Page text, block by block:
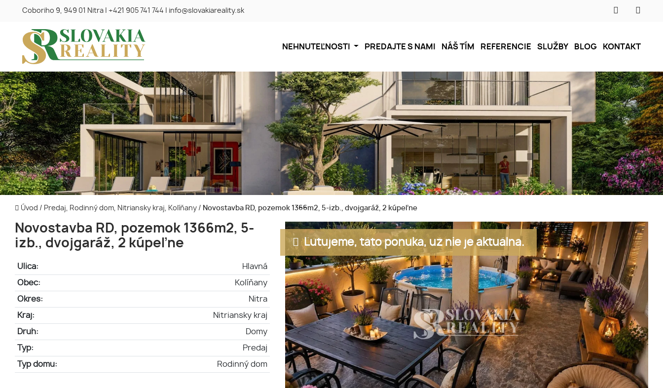
Coboriho 9, 949 01 Nitra +421 905 741 744 info@slovakiareality.sk
NEHNUTEĽNOSTI PREDAJTE S NAMI NÁŠ TÍM REFERENCIE SLUŽBY BLOG KONTAKT
Úvod / Predaj, Rodinný dom, Nitriansky kraj, Kolíňany / Novostavba RD, pozemok 1366m2, 5-izb., dvojgaráž, 2 kúpeľne
Novostavba RD, pozemok 1366m2, 5-
izb., dvojgaráž, 2 kúpeľne
Ulica: Hlavná
Obec: Kolíňany
Okres: Nitra
Kraj: Nitriansky kraj
Druh: Domy
Typ: Predaj
Typ domu: Rodinný dom
Ľutujeme, táto ponuka, už nie je aktuálna.